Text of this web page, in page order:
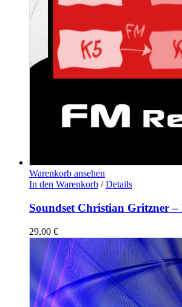
Warenkorb ansehen
In den Warenkorb / Details
Soundset Christian Gritzner –
29,00 €